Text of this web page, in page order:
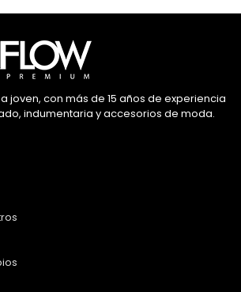
joven, con más de 15 años de experiencia
indumentaria y accesorios de moda.